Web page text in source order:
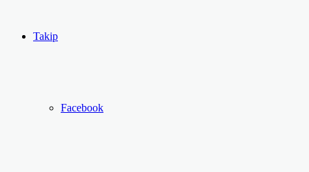
...
Ol
Takip
Facebook